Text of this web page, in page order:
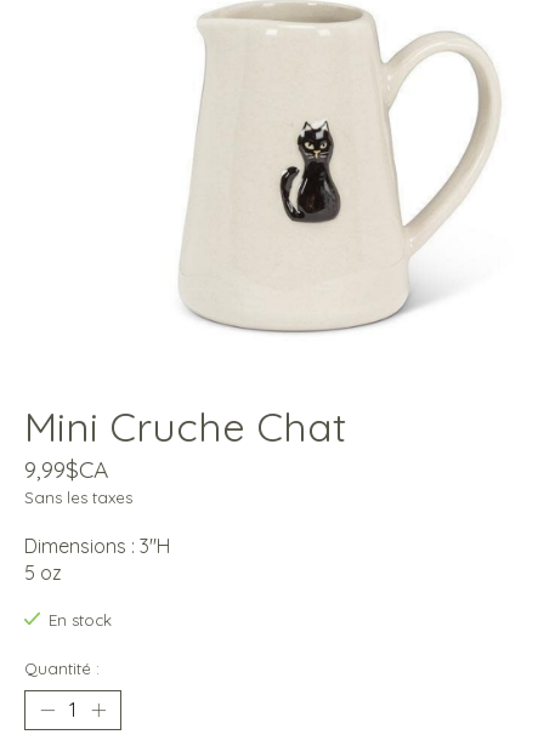
Mini Cruche Chat
9,99$CA
Sans les taxes
Dimensions : 3''H
5 oz
En stock
Quantité :